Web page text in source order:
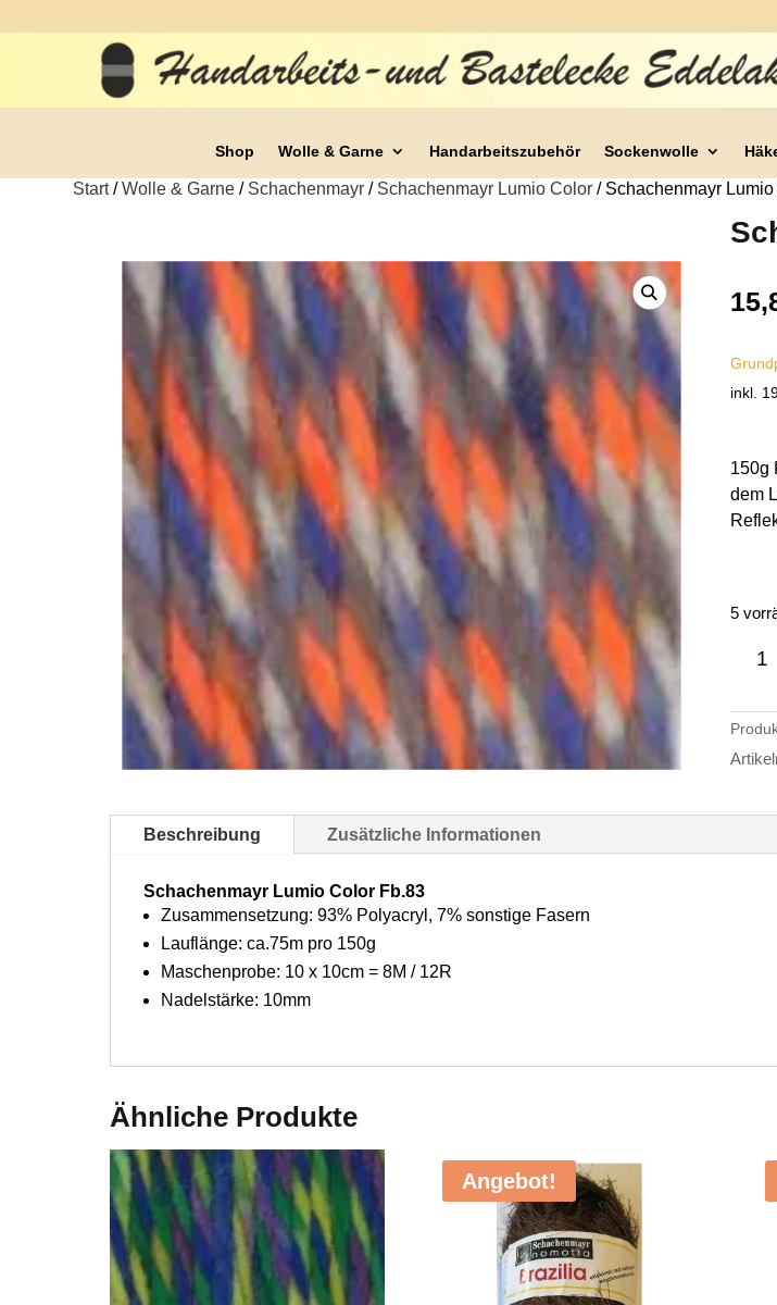
Shop Wolle & Garne Handarbeitszubehör Sockenwolle
Start/Wolle & Garne / Schachenmayr / Schachenmayr Lumio Color / Schachenmayr
inkl.
150g
dem
5
Lumio
Beschreibung Zusätzliche Informationen
Schachenmayr Lumio Color Fb.83
Zusammensetzung: 93% Polyacryl, 7% sonstige Fasern
Lauflänge: ca.75m pro 150g
Maschenprobe: 10 x 10cm = 8M / 12R
Nadelstärke: 10mm
Ähnliche Produkte
Angebot!